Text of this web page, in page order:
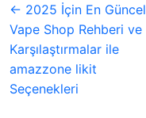
← 2025 İçin En Güncel
Vape Shop Rehberi ve
Karşılaştırmalar ile
amazzone likit
Seçenekleri